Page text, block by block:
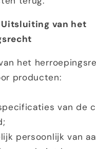
van het
het
producten:
van de
persoonlijk van